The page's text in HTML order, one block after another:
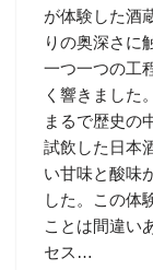
が体験した酒
りの奥深さに
一つ一つの工
く響きました
まるで歴史の
試飲した日本
い甘味と酸味
した。この体
ことは間違い
セス…